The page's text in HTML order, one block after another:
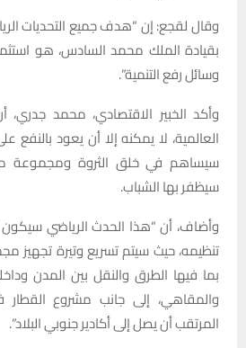
وقال لقجع: إن “هدف جميع التحديات
بقيادة الملك محمد السادس، هو
وسائل رفع التنمية”.
وأكد الخبير الاقتصادي، محمد
العالمية، لا يمكنه إلا أن يعود بالنفع
سيساهم في خلق الثروة ومجموعة
سيظفر بها الشباب.
وأضاف، أن “هذا الحدث الرياضي
تنظيمه، حيث سيتم تسريع وتيرة تجهيز
بما فيها الطرق والنقل بين المدن
والمقاهي، إلى جانب مشروع
المرتقب أن يصل إلى أكادير جنوبي البلاد”.